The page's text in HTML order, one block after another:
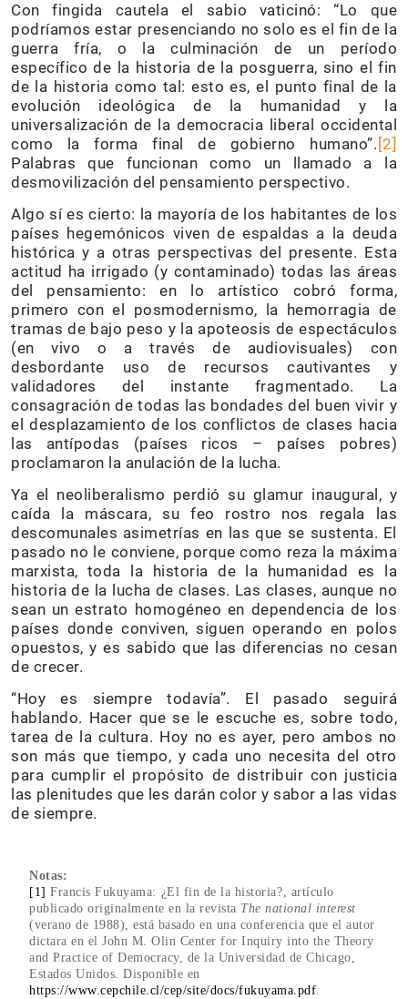
Con fingida cautela el sabio vaticinó: “Lo que
podríamos estar presenciando no solo es el fin de la
guerra fría, o la culminación de un período
específico de la historia de la posguerra, sino el fin
de la historia como tal: esto es, el punto final de la
evolución ideológica de la humanidad y la
universalización de la democracia liberal occidental
como la forma final de gobierno humano”. [2]
Palabras que funcionan como un llamado a la
desmovilización del pensamiento perspectivo.
Algo sí es cierto: la mayoría de los habitantes de los
países hegemónicos viven de espaldas a la deuda
histórica y a otras perspectivas del presente. Esta
actitud ha irrigado (y contaminado) todas las áreas
del pensamiento: en lo artístico cobró forma,
primero con el posmodernismo, la hemorragia de
tramas de bajo peso y la apoteosis de espectáculos
(en vivo o a través de audiovisuales) con
desbordante uso de recursos cautivantes y
validadores del instante fragmentado. La
consagración de todas las bondades del buen vivir y
el desplazamiento de los conflictos de clases hacia
las antípodas (países ricos – países pobres)
proclamaron la anulación de la lucha.
Ya el neoliberalismo perdió su glamur inaugural, y
caída la máscara, su feo rostro nos regala las
descomunales asimetrías en las que se sustenta. El
pasado no le conviene, porque como reza la máxima
marxista, toda la historia de la humanidad es la
historia de la lucha de clases. Las clases, aunque no
sean un estrato homogéneo en dependencia de los
países donde conviven, siguen operando en polos
opuestos, y es sabido que las diferencias no cesan
de crecer.
“Hoy es siempre todavía”. El pasado seguirá
hablando. Hacer que se le escuche es, sobre todo,
tarea de la cultura. Hoy no es ayer, pero ambos no
son más que tiempo, y cada uno necesita del otro
para cumplir el propósito de distribuir con justicia
las plenitudes que les darán color y sabor a las vidas
de siempre.
Notas:
[1] Francis Fukuyama: ¿El fin de la historia?, artículo
publicado originalmente en la revista The national interest
(verano de 1988), está basado en una conferencia que el autor
dictara en el John M. Olin Center for Inquiry into the Theory
and Practice of Democracy, de la Universidad de Chicago,
Estados Unidos. Disponible en
https://www.cepchile.cl/cep/site/docs/fukuyama.pdf.